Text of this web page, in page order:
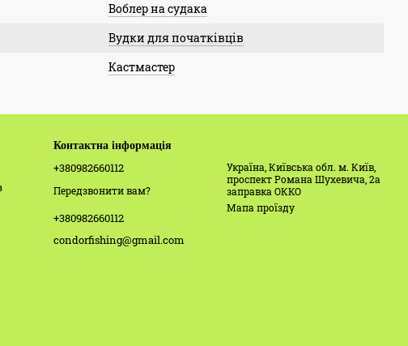
Воблер на судака
Вудки для початківців
Кастмастер
Контактна інформація
+380982660112
Передзвонити вам?
+380982660112
condorfishing@gmail.com
Україна, Київська обл. м. Київ,
проспект Романа Шухевича, 2а
заправка ОККО
Мапа проїзду